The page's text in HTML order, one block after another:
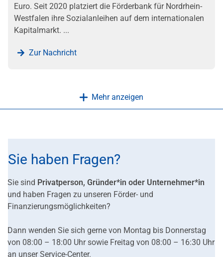
Euro. Seit 2020 platziert die Förderbank für Nordrhein-
Westfalen ihre Sozialanleihen auf dem internationalen
Kapitalmarkt. ...
Zur Nachricht
Mehr anzeigen
Sie haben Fragen?
Sie sind Privatperson, Gründer*in oder Unternehmer*in
und haben Fragen zu unseren Förder- und
Finanzierungsmöglichkeiten?
Dann wenden Sie sich gerne von Montag bis Donnerstag
von 08:00 – 18:00 Uhr sowie Freitag von 08:00 – 16:30 Uhr
an unser Service-Center.